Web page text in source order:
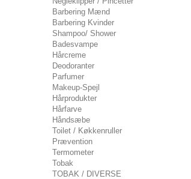
Barbering Mænd
Barbering Kvinder
Shampoo/ Shower
Badesvampe
Hårcreme
Deodoranter
Parfumer
Makeup-Spejl
Hårprodukter
Hårfarve
Håndsæbe
Toilet / Køkkenruller
Prævention
Termometer
Tobak
TOBAK / DIVERSE